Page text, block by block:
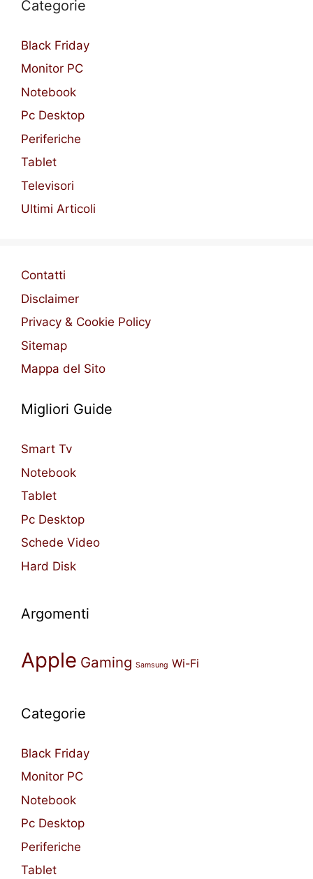
Categorie
Black Friday
Monitor PC
Notebook
Pc Desktop
Periferiche
Tablet
Televisori
Ultimi Articoli
Contatti
Disclaimer
Privacy & Cookie Policy
Sitemap
Mappa del Sito
Migliori Guide
Smart Tv
Notebook
Tablet
Pc Desktop
Schede Video
Hard Disk
Argomenti
Apple Gaming Samsung Wi-Fi
Categorie
Black Friday
Monitor PC
Notebook
Pc Desktop
Periferiche
Tablet